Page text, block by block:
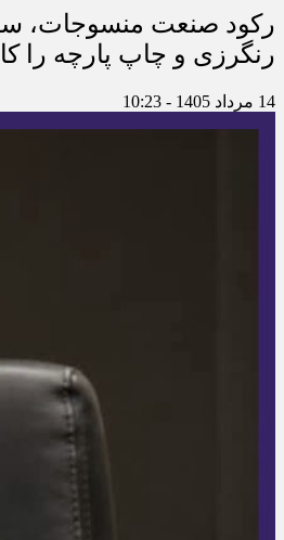
رکود صنعت منسوجات،
رنگرزی و چاپ پارچه را
14 مرداد 1405 - 10:23